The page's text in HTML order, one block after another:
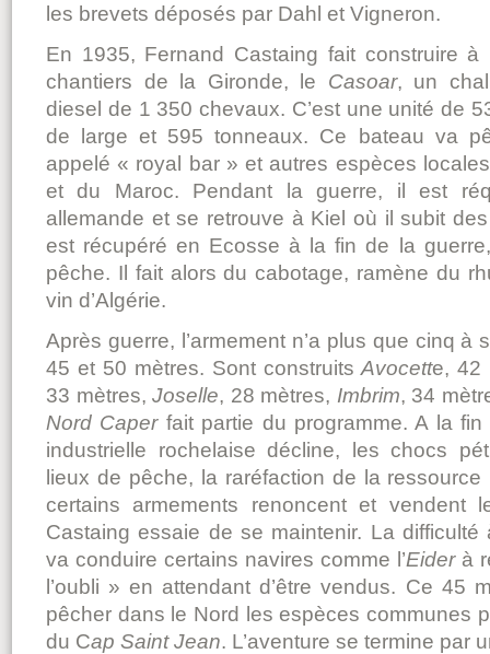
les brevets déposés par Dahl et Vigneron.
En 1935, Fernand Castaing fait construire
chantiers de la Gironde, le Casoar, un
diesel de 1 350 chevaux. C’est une unité de
de large et 595 tonneaux. Ce bateau va
appelé « royal bar » et autres espèces
et du Maroc. Pendant la guerre, il est
allemande et se retrouve à Kiel où il subit
est récupéré en Ecosse à la fin de la
pêche. Il fait alors du cabotage, ramène du
vin d’Algérie.
Après guerre, l’armement n’a plus que cinq à
45 et 50 mètres. Sont construitsAvocette, 42
33 mètres, Joselle, 28 mètres, Imbrim, 34
Nord Caperfait partie du programme. A la
industrielle rochelaise décline, les chocs
lieux de pêche, la raréfaction de la ressource
certains armements renoncent et vendent
Castaing essaie de se maintenir. La difficulté
va conduire certains navires comme l’Eiderà
l’oubli » en attendant d’être vendus. Ce 45
pêcher dans le Nord les espèces communes
du Cap Saint Jean. L’aventure se termine par